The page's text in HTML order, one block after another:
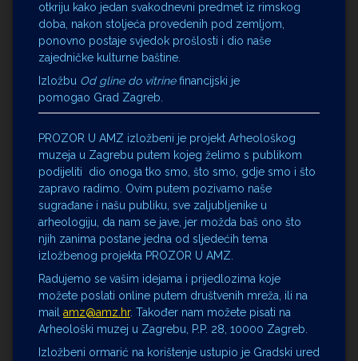
otkriju kako jedan svakodnevni predmet iz rimskog
doba, nakon stoljeća provedenih pod zemljom,
ponovno postaje svjedok prošlosti i dio naše
zajedničke kulturne baštine.
Izložbu Od gline do vitrinefinancijski je
pomogao Grad Zagreb.
PROZOR U AMZ izložbeni je projekt Arheološkog
muzeja u Zagrebu putem kojeg želimo s publikom
podijeliti dio onoga tko smo, što smo, gdje smo i što
zapravo radimo. Ovim putem pozivamo naše
sugrađane i našu publiku, sve zaljubljenike u
arheologiju, da nam se jave, jer možda baš ono što
njih zanima postane jedna od sljedećih tema
izložbenog projekta PROZOR U AMZ.
Radujemo se vašim idejama i prijedlozima koje
možete poslati online putem društvenih mreža, ili na
mail amz@amz.hr. Također nam možete pisati na
Arheološki muzej u Zagrebu, P.P. 28, 10000 Zagreb.
Izložbeni ormarić na korištenje ustupio je Gradski ured